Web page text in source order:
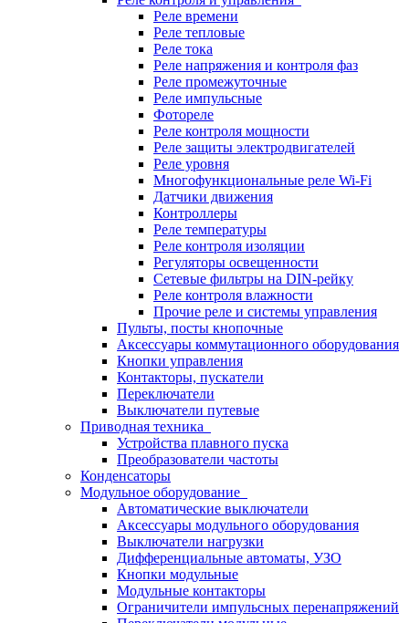
Реле времени
Реле тепловые
Реле тока
Реле напряжения и контроля фаз
Реле промежуточные
Реле импульсные
Фотореле
Реле контроля мощности
Реле защиты электродвигателей
Реле уровня
Многофункциональные реле Wi-Fi
Датчики движения
Контроллеры
Реле температуры
Реле контроля изоляции
Регуляторы освещенности
Сетевые фильтры на DIN-рейку
Реле контроля влажности
Прочие реле и системы управления
Пульты, посты кнопочные
Аксессуары коммутационного оборудования
Кнопки управления
Контакторы, пускатели
Переключатели
Выключатели путевые
Приводная техника
Устройства плавного пуска
Преобразователи частоты
Конденсаторы
Модульное оборудование
Автоматические выключатели
Аксессуары модульного оборудования
Выключатели нагрузки
Дифференциальные автоматы, УЗО
Кнопки модульные
Модульные контакторы
Ограничители импульсных перенапряжений